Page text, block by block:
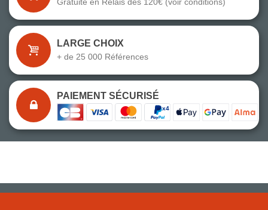
Gratuite en Relais dès 120€ (voir conditions)
LARGE CHOIX
+ de 25 000 Références
PAIEMENT SÉCURISÉ